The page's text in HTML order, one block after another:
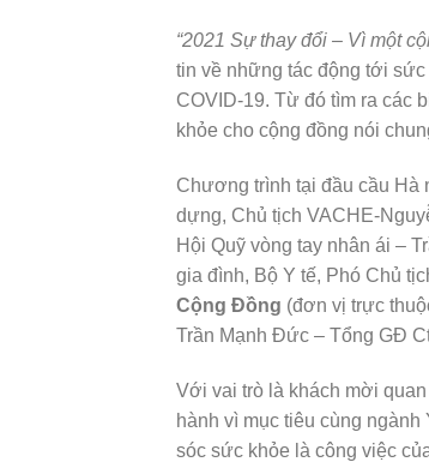
“2021 Sự thay đổi – Vì một
tin về những tác động tới
COVID-19. Từ đó tìm ra các
khỏe cho cộng đồng nói
Chương trình tại đầu cầu Hà
dựng, Chủ tịch VACHE-
Hội Quỹ vòng tay nhân ái –
gia đình, Bộ Y tế, Phó Chủ
Cộng Đồng (đơn vị trực
Trần Mạnh Đức – Tổng GĐ
Với vai trò là khách mời
hành vì mục tiêu cùng
sóc sức khỏe là công việc